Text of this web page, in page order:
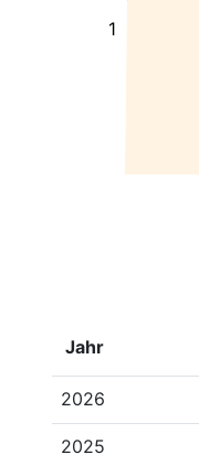
1
Jahr
2026
2025